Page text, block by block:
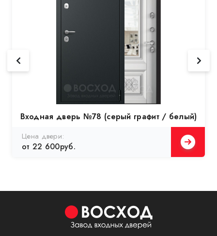
Входная дверь №78 (серый графит / белый)
Цена двери:
от 22 600руб.